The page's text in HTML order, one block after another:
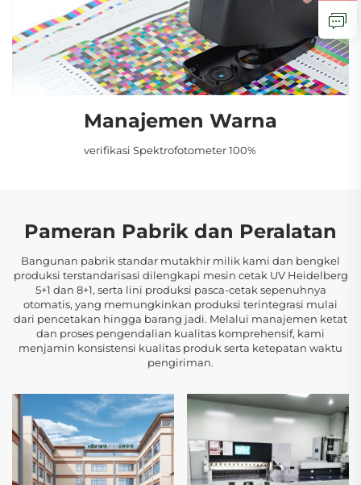
Manajemen Warna
verifikasi Spektrofotometer 100%
Pameran Pabrik dan Peralatan
Bangunan pabrik standar mutakhir milik kami dan bengkel
produksi terstandarisasi dilengkapi mesin cetak UV Heidelberg
5+1 dan 8+1, serta lini produksi pasca-cetak sepenuhnya
otomatis, yang memungkinkan produksi terintegrasi mulai
dari pencetakan hingga barang jadi. Melalui manajemen ketat
dan proses pengendalian kualitas komprehensif, kami
menjamin konsistensi kualitas produk serta ketepatan waktu
pengiriman.